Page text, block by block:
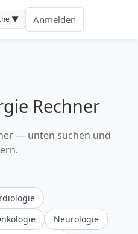
▼ Anmelden
Rechner
— unten suchen und
Neurologie